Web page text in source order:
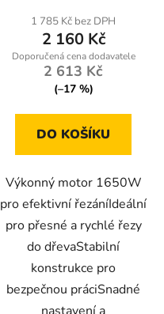
1 785 Kč bez DPH
2 160 Kč
2 613 Kč
(–17 %)
DO KOŠÍKU
Výkonný motor 1650W
pro efektivní řezáníIdeální
pro přesné a rychlé řezy
do dřevaStabilní
konstrukce pro
bezpečnou práciSnadné